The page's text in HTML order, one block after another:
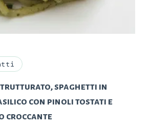
spaghetti in
con pinoli tostati e
croccante